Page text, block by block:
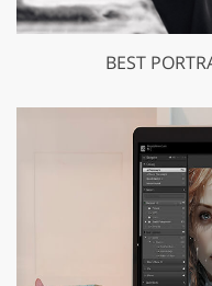
BEST